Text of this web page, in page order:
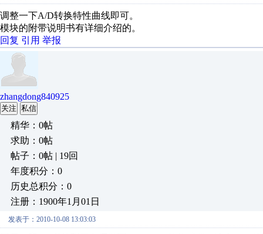
调整一下A/D转换特性曲线即可。
模块的附带说明书有详细介绍的。
回复 引用 举报
zhangdong840925
关注 私信
精华：0帖
求助：0帖
帖子：0帖 | 19回
年度积分：0
历史总积分：0
注册：1900年1月01日
发表于：2010-10-08 13:03:03